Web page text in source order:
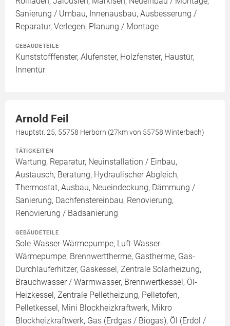
Sanierung / Umbau, Innenausbau, Ausbesserung /
Reparatur, Verlegen, Planung / Montage
GEBÄUDETEILE
Kunststofffenster, Alufenster, Holzfenster, Haustür,
Innentür
Arnold Feil
Hauptstr. 25, 55758 Herborn (27km von 55758 Winterbach)
TÄTIGKEITEN
Wartung, Reparatur, Neuinstallation / Einbau,
Austausch, Beratung, Hydraulischer Abgleich,
Thermostat, Ausbau, Neueindeckung, Dämmung /
Sanierung, Dachfenstereinbau, Renovierung,
Renovierung / Badsanierung
GEBÄUDETEILE
Sole-Wasser-Wärmepumpe, Luft-Wasser-
Wärmepumpe, Brennwerttherme, Gastherme, Gas-
Durchlauferhitzer, Gaskessel, Zentrale Solarheizung,
Brauchwasser / Warmwasser, Brennwertkessel, Öl-
Heizkessel, Zentrale Pelletheizung, Pelletofen,
Pelletkessel, Mini Blockheizkraftwerk, Mikro
Blockheizkraftwerk, Gas (Erdgas / Biogas), Öl (Erdöl /